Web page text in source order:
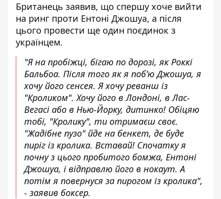
Британець заявив, що спершу хоче вийти
на ринг проти Ентоні Джошуа, а після
цього провести ще один поєдинок з
українцем.
"Я на пробіжці, бігаю по дорозі, як Роккі
Бальбоа. Після того як я поб’ю Джошуа, я
хочу його сенсея. Я хочу реванш із
"Кроликом". Хочу його в Лондоні, в Лас-
Вегасі або в Нью-Йорку, дитинко! Обіцяю
тобі, "Кролику", ти отримаєш своє.
"Жадібне пузо" йде на бенкет, де буде
пиріг із кролика. Вставай! Спочатку я
почну з цього пробитого бомжа, Ентоні
Джошуа, і відправлю його в нокаут. А
потім я повернуся за пирогом із кролика",
- заявив боксер.